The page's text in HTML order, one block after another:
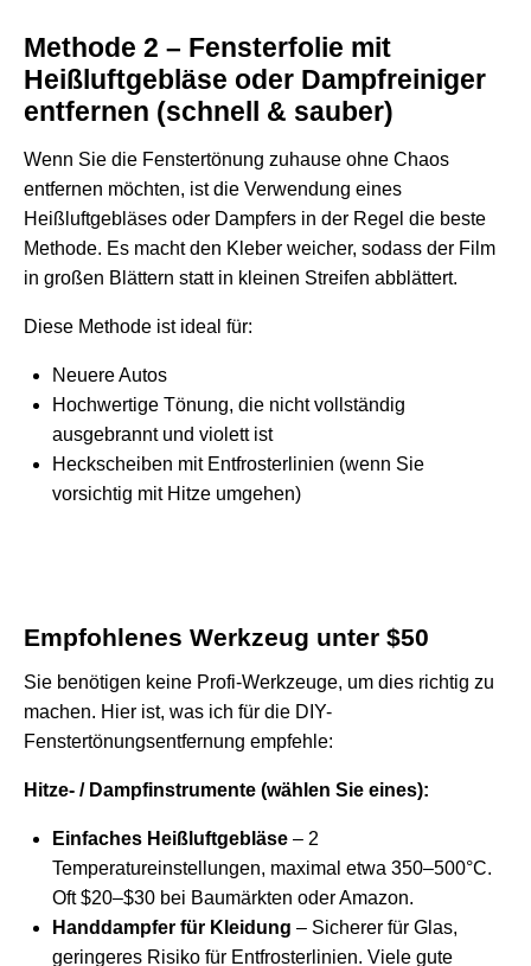
Methode 2 – Fensterfolie mit
Heißluftgebläse oder Dampfreiniger
entfernen (schnell & sauber)
Wenn Sie die Fenstertönung zuhause ohne Chaos
entfernen möchten, ist die Verwendung eines
Heißluftgebläses oder Dampfers in der Regel die beste
Methode. Es macht den Kleber weicher, sodass der Film
in großen Blättern statt in kleinen Streifen abblättert.
Diese Methode ist ideal für:
Neuere Autos
Hochwertige Tönung, die nicht vollständig
ausgebrannt und violett ist
Heckscheiben mit Entfrosterlinien (wenn Sie
vorsichtig mit Hitze umgehen)
Empfohlenes Werkzeug unter $50
Sie benötigen keine Profi-Werkzeuge, um dies richtig zu
machen. Hier ist, was ich für die DIY-
Fenstertönungsentfernung empfehle:
Hitze- / Dampfinstrumente (wählen Sie eines):
Einfaches Heißluftgebläse – 2
Temperatureinstellungen, maximal etwa 350–500°C.
Oft $20–$30 bei Baumärkten oder Amazon.
Handdampfer für Kleidung – Sicherer für Glas,
geringeres Risiko für Entfrosterlinien. Viele gute